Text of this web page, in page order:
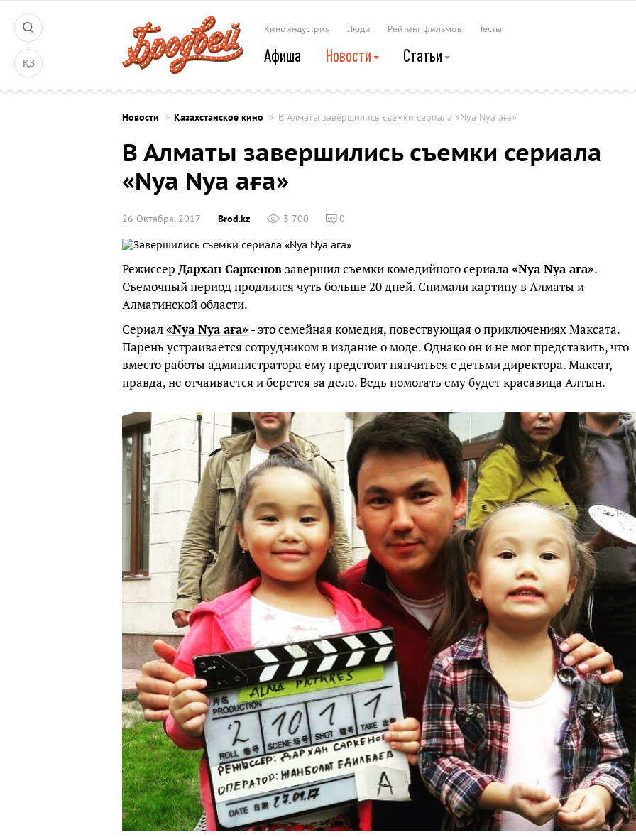
ҚЗ
Киноиндустрия Люди Рейтинг фильмов Тесты
Афиша Новости Статьи
Новости Казахстанское кино В Алматы завершились съемки сериала «Nya Nya аға»
В Алматы завершились съемки сериала
«Nya Nya аға»
26 Октября, 2017 Brod.kz 3 700 0
Режиссер Дархан Саркенов завершил съемки комедийного сериала «Nya Nya аға».
Съемочный период продлился чуть больше 20 дней. Снимали картину в Алматы и
Алматинской области.
Сериал«Nya Nya аға» - это семейная комедия, повествующая о приключениях Максата.
Парень устраивается сотрудником в издание о моде. Однако он и не мог представить, что
вместо работы администратора ему предстоит нянчиться с детьми директора. Максат,
правда, не отчаивается и берется за дело. Ведь помогать ему будет красавица Алтын.